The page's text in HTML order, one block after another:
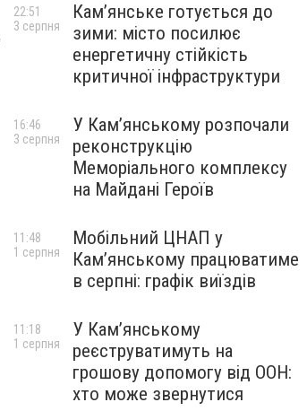
Кам’янське готується до
зими: місто посилює
енергетичну стійкість
критичної інфраструктури
22:51
3 серпня
У Кам’янському розпочали
реконструкцію
Меморіального комплексу
на Майдані Героїв
16:46
3 серпня
Мобільний ЦНАП у
Кам’янському працюватиме
в серпні: графік виїздів
11:48
1 серпня
У Кам’янському
реєструватимуть на
грошову допомогу від ООН:
хто може звернутися
11:18
1 серпня